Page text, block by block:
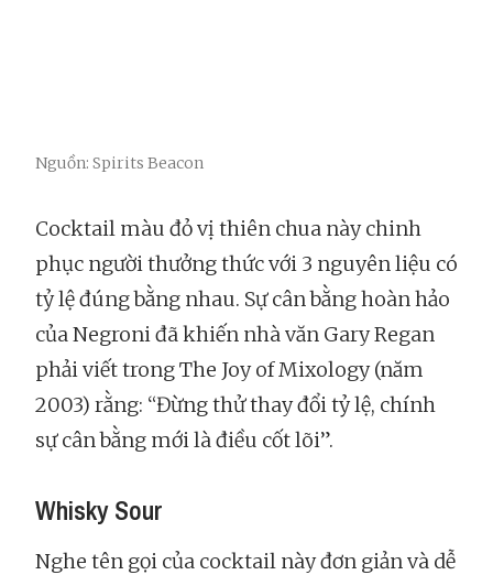
Nguồn: Spirits Beacon
Cocktail màu đỏ vị thiên chua này chinh
phục người thưởng thức với 3 nguyên liệu có
tỷ lệ đúng bằng nhau. Sự cân bằng hoàn hảo
của Negroni đã khiến nhà văn Gary Regan
phải viết trong The Joy of Mixology (năm
2003) rằng: “Đừng thử thay đổi tỷ lệ, chính
sự cân bằng mới là điều cốt lõi”.
Whisky Sour
Nghe tên gọi của cocktail này đơn giản và dễ